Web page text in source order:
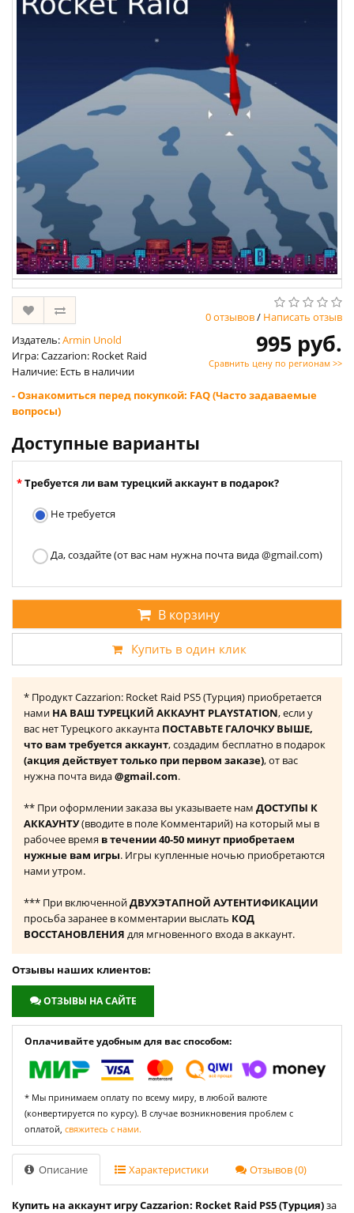
0 отзывов/ Написать отзыв
Издатель:Armin Unold
Игра: Cazzarion: Rocket Raid
Наличие: Есть в наличии
995 руб.
Сравнить цену по регионам >>
- Ознакомиться перед покупкой: FAQ (Часто задаваемые
вопросы)
Доступные варианты
Требуется ли вам турецкий аккаунт в подарок?
Не требуется
Да, создайте (от вас нам нужна почта вида @gmail.com)
В корзину
Купить в один клик
* Продукт Cazzarion: Rocket Raid PS5 (Турция) приобретается
нами НА ВАШ ТУРЕЦКИЙ АККАУНТ PLAYSTATION, если у
вас нет Турецкого аккаунта ПОСТАВЬТЕ ГАЛОЧКУ ВЫШЕ,
что вам требуется аккаунт, создадим бесплатно в подарок
(акция действует только при первом заказе), от вас
нужна почта вида@gmail.com.
** При оформлении заказа вы указываете нам ДОСТУПЫ К
АККАУНТУ(вводите в поле Комментарий) на который мы в
рабочее время в течении 40-50 минут приобретаем
нужные вам игры. Игры купленные ночью приобретаются
нами утром.
*** При включеннойДВУХЭТАПНОЙ АУТЕНТИФИКАЦИИ
просьба заранее в комментарии выслать КОД
ВОССТАНОВЛЕНИЯ для мгновенного входа в аккаунт.
Отзывы наших клиентов:
ОТЗЫВЫ НА САЙТЕ
Оплачивайте удобным для вас способом:
* Мы принимаем оплату по всему миру, в любой валюте
(конвертируется по курсу). В случае возникновения проблем с
оплатой, свяжитесь с нами.
Описание Характеристики Отзывов (0)
Купить на аккаунт игру Cazzarion: Rocket Raid PS5 (Турция)за